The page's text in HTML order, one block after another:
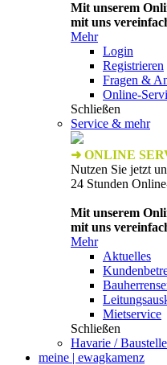
Mit unserem
mit uns
Mehr
Login
Registrieren
Fragen &
Online-
Schließen
Service & mehr
➜ ONLINE
Nutzen Sie jetzt
24 Stunden
Mit unserem
mit uns
Mehr
Aktuelles
Mietservice
Schließen
Havarie /
meine | ewagkamenz